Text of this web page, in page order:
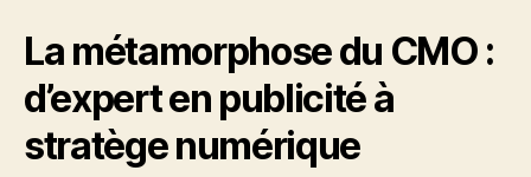
La métamorphose du CMO :
d’expert en publicité à
stratège numérique